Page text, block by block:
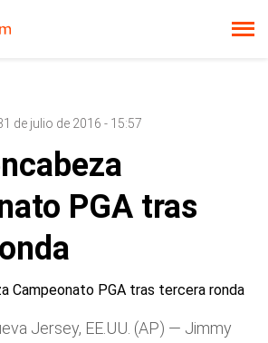
de julio de 2016 - 15:57
PGA tras
Jersey, EE.UU. (AP) — Jimmy